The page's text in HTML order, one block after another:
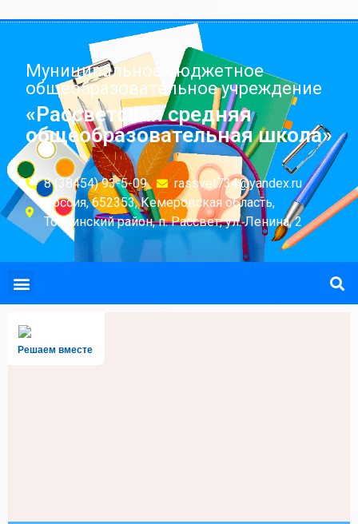
Муниципальное бюджетное
общеобразовательное учреждение
«Рассветская средняя
общеобразовательная школа»
8 (38454) 93-5-09
rassvet734@yandex.ru
Россия, 652353, Кемеровская область,
Топкинский район, п. Рассвет, ул. Ленина, 2
Решаем вместе